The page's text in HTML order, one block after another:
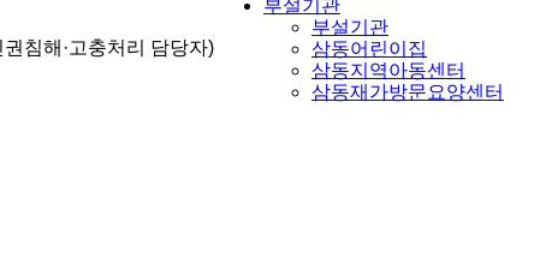
부설기관
부설기관
삼동어린이집
삼동지역아동센터
삼동재가방문요양센터
침해·고충처리 담당자)